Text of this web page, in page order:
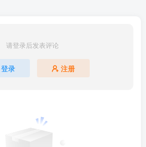
请登录后发表评论
登录 注册